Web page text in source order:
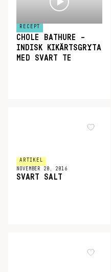
RECEPT
CHOLE BATHURE –
INDISK KIKÄRTSGRYTA
MED SVART TE
ARTIKEL
NOVEMBER 20, 2016
SVART SALT